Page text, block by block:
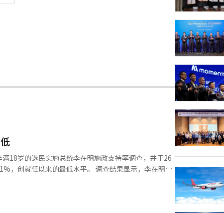
18岁的选民实施总统李在明施政支持率调查，并于26
低水平。 调查结果显示，李在明施
，上升6个百分点。这也是韩国盖洛普调查中，李在